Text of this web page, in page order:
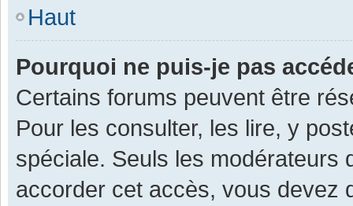
Haut
Pourquoi ne puis-je pas
Certains forums peuvent être
Pour les consulter, les lire, y
spéciale. Seuls les modérateurs
accorder cet accès, vous devez